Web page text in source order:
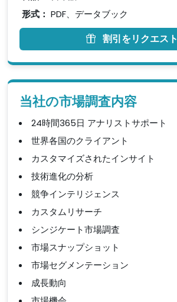
形式： PDF、データブック
割引をリクエスト
当社の市場調査内容
24時間365日 アナリストサポート
世界各国のクライアント
カスタマイズされたインサイト
技術進化の分析
競争インテリジェンス
カスタムリサーチ
シンジケート市場調査
市場スナップショット
市場セグメンテーション
成長動向